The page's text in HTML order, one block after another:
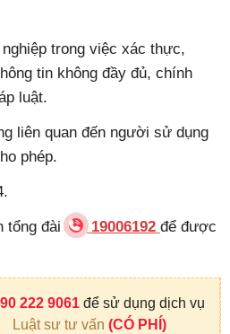
trong việc xác thực,
tin không đầy đủ, chính
luật.
liên quan đến người sử dụng
phép.
tổng đài 19006192 để được
222 9061 để sử dụng dịch vụ
Luật sư tư vấn (CÓ PHÍ)